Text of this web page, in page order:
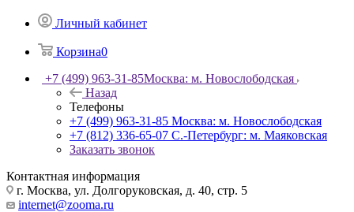
Личный кабинет
Корзина0
+7 (499) 963-31-85Москва: м. Новослободская
Назад
Телефоны
+7 (499) 963-31-85 Москва: м. Новослободская
+7 (812) 336-65-07 С.-Петербург: м. Маяковская
Заказать звонок
Контактная информация
г. Москва, ул. Долгоруковская, д. 40, стр. 5
internet@zooma.ru